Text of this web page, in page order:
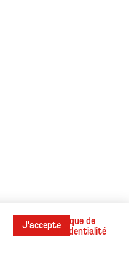
droits réservés.
J'acceptePolitique de
confidentialité